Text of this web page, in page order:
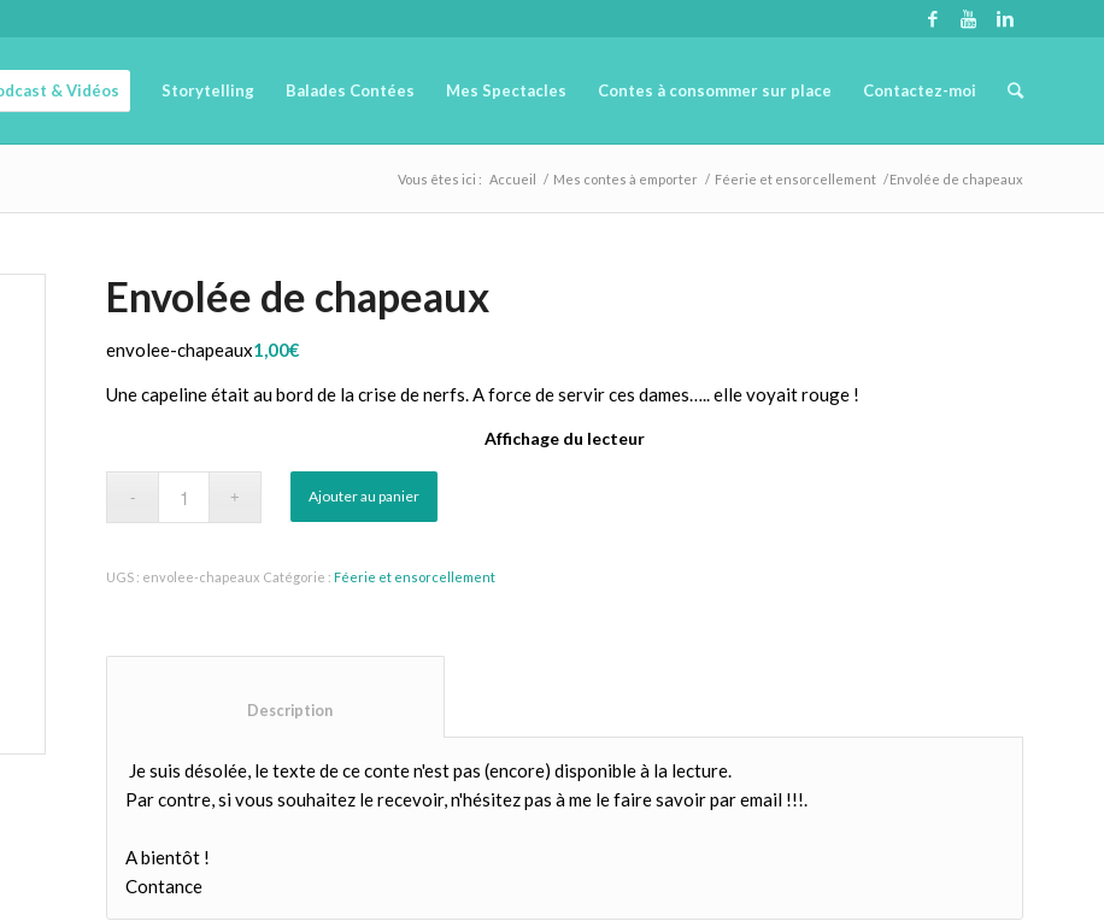
& Vidéos Storytelling Balades Contées Mes Spectacles Contes à consommer sur place Contactez-moi
Vous êtes ici : Accueil / Mes contes à emporter / Féerie et ensorcellement /Envolée de chapeaux
Envolée de chapeaux
envolee-chapeaux1,00€
Une capeline était au bord de la crise de nerfs. A force de servir ces dames….. elle voyait rouge !
Affichage du lecteur
Ajouter au panier
UGS : envolee-chapeaux Catégorie : Féerie et ensorcellement
Je suis désolée, le texte de ce conte n'est pas (encore) disponible à la lecture.
Par contre, si vous souhaitez le recevoir, n'hésitez pas à me le faire savoir par email !!!.
A bientôt !
Contance